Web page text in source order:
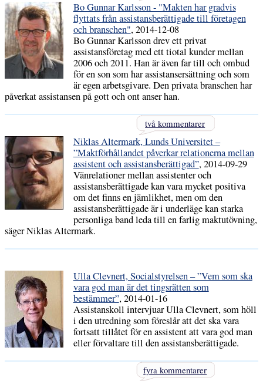
Bo Gunnar Karlsson - "Makten har gradvis
flyttats från assistansberättigade till företagen
och branschen", 2014-12-08
Bo Gunnar Karlsson drev ett privat
assistansföretag med ett tiotal kunder mellan
2006 och 2011. Han är även far till och ombud
för en son som har assistansersättning och som
är egen arbetsgivare. Den privata branschen har
påverkat assistansen på gott och ont anser han.
två kommentarer
Niklas Altermark, Lunds Universitet –
”Maktförhållandet påverkar relationerna mellan
assistent och assistansberättigad”, 2014-09-29
Vänrelationer mellan assistenter och
assistansberättigade kan vara mycket positiva
om det finns en jämlikhet, men om den
assistansberättigade är i underläge kan starka
personliga band leda till en farlig maktutövning,
säger Niklas Altermark.
Ulla Clevnert, Socialstyrelsen – ”Vem som ska
vara god man är det tingsrätten som
bestämmer”, 2014-01-16
Assistanskoll intervjuar Ulla Clevnert, som höll
i den utredning som föreslår att det ska vara
fortsatt tillåtet för en assistent att vara god man
eller förvaltare till den assistansberättigade.
fyra kommentarer